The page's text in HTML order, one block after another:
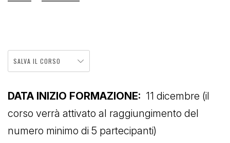
SALVA IL CORSO
DATA INIZIO FORMAZIONE: 11 dicembre (il
corso verrà attivato al raggiungimento del
numero minimo di 5 partecipanti)